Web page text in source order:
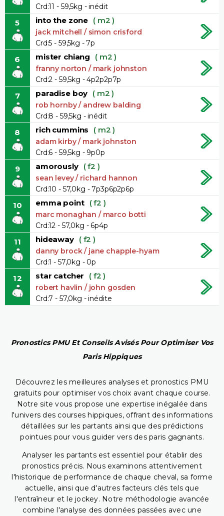
Crd:11 - 59,5kg - inédit
5 into the zone ( m2 )
jack mitchell / simon crisford
Crd:5 - 59,5kg - 7p
6 mister chiang ( m2 )
franny norton / mark johnston
Crd:2 - 59,5kg - 4p2p2p7p
7 paradise boy ( m2 )
rob hornby / andrew balding
Crd:8 - 59,5kg - inédit
8 rich cummins ( m2 )
adam kirby / mark johnston
Crd:6 - 59,5kg - 9p0p
9 amorously ( f2 )
sean levey / richard hannon
Crd:10 - 57,0kg - 7p3p6p2p6p
10 emma point ( f2 )
marc monaghan / marco botti
Crd:12 - 57,0kg - 6p4p
11 hideaway ( f2 )
danny brock / jane chapple-hyam
Crd:1 - 57,0kg - 0p
12 star catcher ( f2 )
robert havlin / john gosden
Crd:7 - 57,0kg - inédite
Pronostics PMU Et Conseils Avisés Pour Optimiser Vos
Paris Hippiques
Découvrez les meilleures analyses et pronostics PMU
gratuits pour optimiser vos choix avant chaque course.
Notre site vous propose une expertise inégalée dans
l'univers des courses hippiques, offrant des informations
détaillées sur les partants ainsi que des prédictions
pointues pour vous guider vers des paris gagnants.
Analyser les partants est essentiel pour établir des
pronostics précis. Nous examinons attentivement
l'historique de performance de chaque cheval, sa forme
actuelle, ainsi que d'autres facteurs clés tels que
l'entraîneur et le jockey. Notre méthodologie avancée
combine l'analyse des données passées avec une